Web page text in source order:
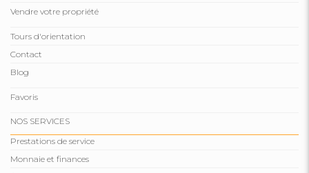
Vendre votre propriété
Tours d'orientation
Contact
Blog
Favoris
NOS SERVICES
Prestations de service
Monnaie et finances